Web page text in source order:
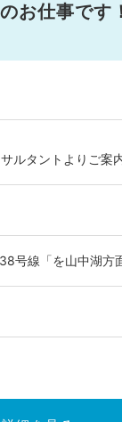
お仕事です
ルタントよりご案
号線「を山中湖方